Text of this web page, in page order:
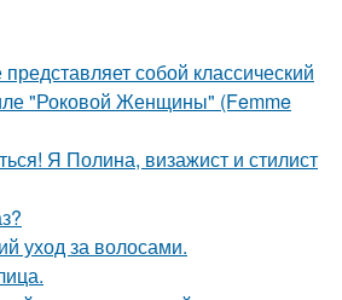
собой классический
"Роковой Женщины" (Femme
Я Полина, визажист и стилист
уход за волосами.